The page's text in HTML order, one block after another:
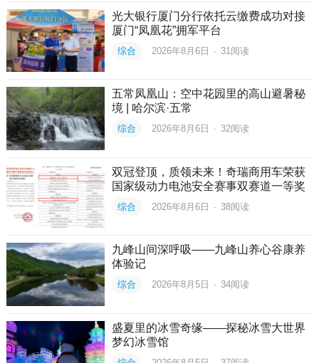
光大银行厦门分行依托云缴费成功对接
厦门“凤凰花”拥军平台
综合 2026年8月6日 · 31 阅读
五常凤凰山：空中花园里的高山避暑秘
境 | 哈尔滨·五常
综合 2026年8月6日 · 32阅读
双冠登顶，质领未来！奇瑞商用车荣获
国家级动力电池安全赛事双赛道一等奖
综合 2026年8月6日 · 38阅读
九峰山间深呼吸——九峰山养心谷康养
体验记
综合 2026年8月5日 · 34阅读
盛夏里的冰雪奇缘——探秘冰雪大世界
梦幻冰雪馆